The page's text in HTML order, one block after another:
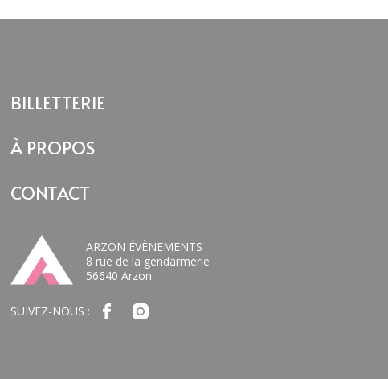
BILLETTERIE
À PROPOS
CONTACT
ARZON ÉVÈNEMENTS
8 rue de la gendarmerie
56640 Arzon
SUIVEZ-NOUS :